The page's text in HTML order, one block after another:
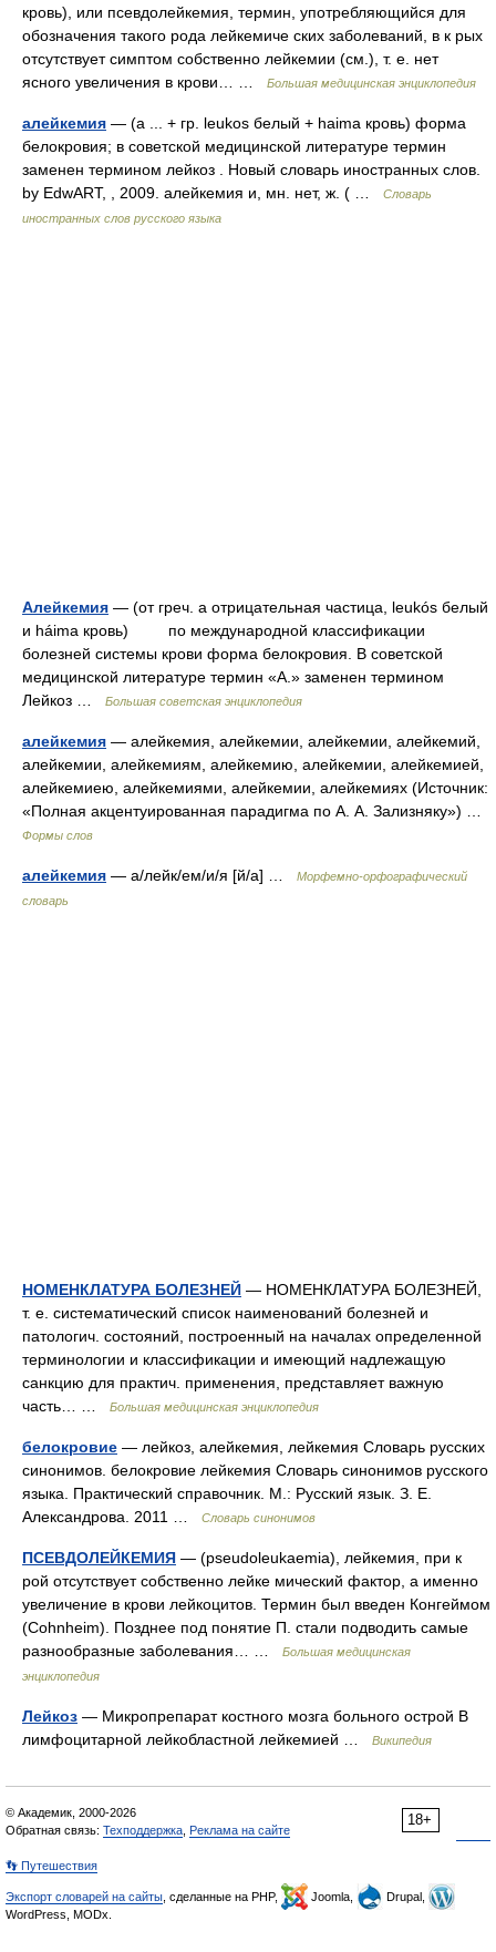
кровь), или псевдолейкемия, термин, употребляющийся для
обозначения такого рода лейкемиче ских заболеваний, в к рых
отсутствует симптом собственно лейкемии (см.), т. е. нет
ясного увеличения в крови… …
Большая медицинская энциклопедия
алейкемия — (а ... + гр. leukos белый + haima кровь) форма
белокровия; в советской медицинской литературе термин
заменен термином лейкоз . Новый словарь иностранных слов.
by EdwART, , 2009. алейкемия и, мн. нет, ж. ( …
Словарь
иностранных слов русского языка
Алейкемия — (от греч. а отрицательная частица, leukós белый
и háima кровь) по международной классификации
болезней системы крови форма белокровия. В советской
медицинской литературе термин «А.» заменен термином
Лейкоз …
Большая советская энциклопедия
алейкемия — алейкемия, алейкемии, алейкемии, алейкемий,
алейкемии, алейкемиям, алейкемию, алейкемии, алейкемией,
алейкемиею, алейкемиями, алейкемии, алейкемиях (Источник:
«Полная акцентуированная парадигма по А. А. Зализняку») …
Формы слов
алейкемия — а/лейк/ем/и/я [й/а] …
Морфемно-орфографический
словарь
НОМЕНКЛАТУРА БОЛЕЗНЕЙ — НОМЕНКЛАТУРА БОЛЕЗНЕЙ,
т. е. систематический список наименований болезней и
патологич. состояний, построенный на началах определенной
терминологии и классификации и имеющий надлежащую
санкцию для практич. применения, представляет важную
часть… …
Большая медицинская энциклопедия
белокровие — лейкоз, алейкемия, лейкемия Словарь русских
синонимов. белокровие лейкемия Словарь синонимов русского
языка. Практический справочник. М.: Русский язык. З. Е.
Александрова. 2011 …
Словарь синонимов
ПСЕВДОЛЕЙКЕМИЯ — (pseudoleukaemia), лейкемия, при к
рой отсутствует собственно лейке мический фактор, а именно
увеличение в крови лейкоцитов. Термин был введен Конгеймом
(Cohnheim). Позднее под понятие П. стали подводить самые
разнообразные заболевания… …
Большая медицинская
энциклопедия
Лейкоз — Микропрепарат костного мозга больного острой В
лимфоцитарной лейкобластной лейкемией …
Википедия
18+
© Академик, 2000-2026
Обратная связь: Техподдержка Реклама на сайте
👣 Путешествия
Экспорт словарей на сайты , сделанные на PHP, Joomla,
Drupal,
WordPress, MODx.